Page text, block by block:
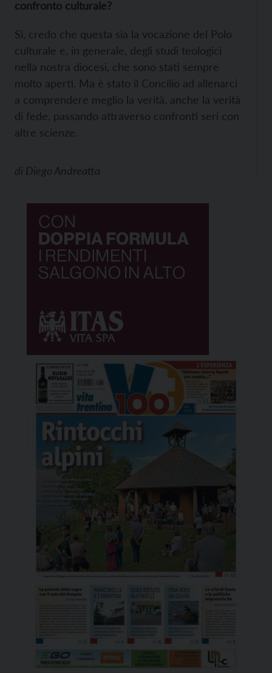
confronto culturale?
Sì, credo che questa sia la vocazione del Polo
culturale e, in generale, degli studi teologici
nella nostra diocesi, che sono stati sempre
molto aperti. Ma è stato il Concilio ad allenarci
a comprendere meglio la verità, anche la verità
di fede, passando attraverso confronti seri con
altre scienze.
di Diego Andreatta